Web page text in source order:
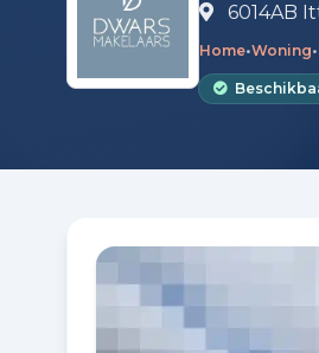
6014AB
Home•Woning•
Fotogalerij